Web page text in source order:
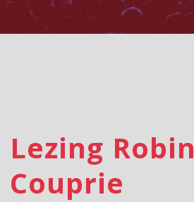
Lezing Robin
Couprie